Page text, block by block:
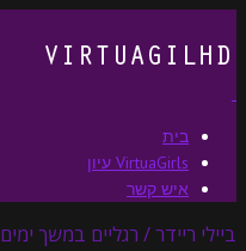
בית
VirtuaGirls עיון
איש קשר
ביילי ריידר / רגליים במשך ימים